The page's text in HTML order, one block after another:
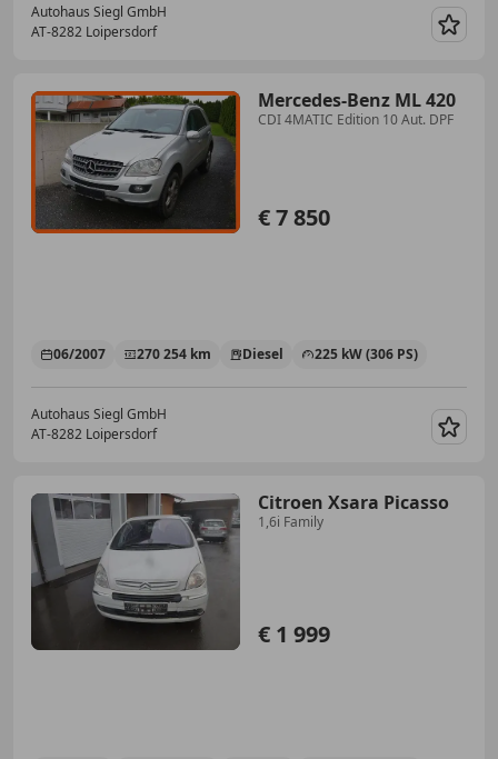
Autohaus Siegl GmbH
AT-8282 Loipersdorf
Mercedes-Benz ML 420
CDI 4MATIC Edition 10 Aut. DPF
€ 7 850
06/2007 270 254 km Diesel 225 kW (306 PS)
Autohaus Siegl GmbH
AT-8282 Loipersdorf
Citroen Xsara Picasso
1,6i Family
€ 1 999